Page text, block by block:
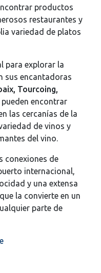
productos
restaurantes y
variedad de platos
para explorar la
sus encantadoras
Tourcoing,
pueden encontrar
las cercanías de la
de vinos y
del vino.
conexiones de
internacional,
y una extensa
la convierte en un
parte de